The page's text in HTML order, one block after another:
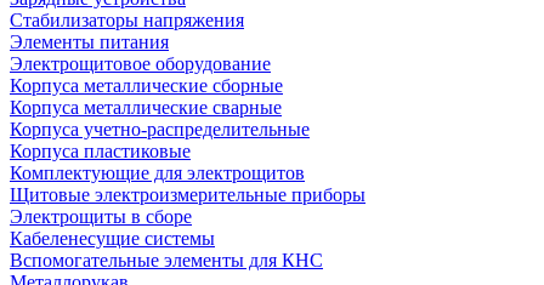
Стабилизаторы напряжения
Элементы питания
Электрощитовое оборудование
Корпуса металлические сборные
Корпуса металлические сварные
Корпуса учетно-распределительные
Корпуса пластиковые
Комплектующие для электрощитов
Щитовые электроизмерительные приборы
Электрощиты в сборе
Кабеленесущие системы
Вспомогательные элементы для КНС